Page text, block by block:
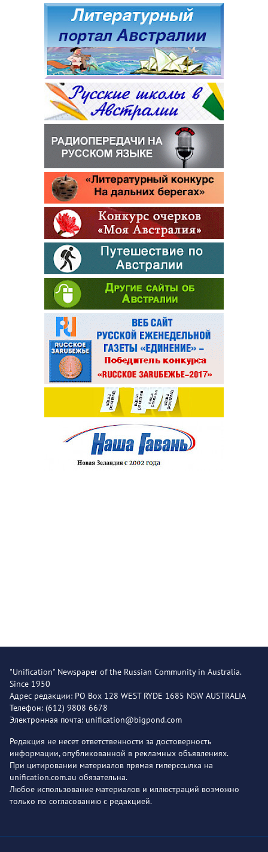
"Unification" Newspaper of the Russian Community in Australia.
Since 1950
Адрес редакции: PO Box 128 WEST RYDE 1685 NSW AUSTRALIA
Телефон: (612) 9808 6678
Электронная почта: unification@bigpond.com
Редакция не несет ответственности за достоверность
информации, опубликованной в рекламных объявлениях.
При цитировании материалов прямая гиперссылка на
unification.com.au обязательна.
Любое использование материалов и иллюстраций возможно
только по согласованию с редакцией.